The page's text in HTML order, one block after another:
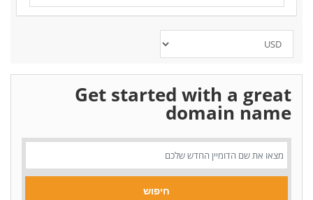
Get started with a great
domain name